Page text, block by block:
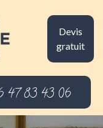
Devis
gratuit
47 83 43 06